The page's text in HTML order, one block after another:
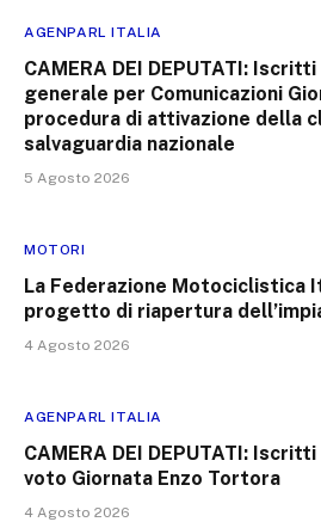
AGENPARL ITALIA
CAMERA DEI DEPUTATI:
generale per Comunicazioni
procedura di attivazione della
salvaguardia nazionale
5 Agosto 2026
MOTORI
La Federazione Motociclistica
progetto di riapertura
4 Agosto 2026
AGENPARL ITALIA
CAMERA DEI DEPUTATI:
voto Giornata Enzo Tortora
4 Agosto 2026